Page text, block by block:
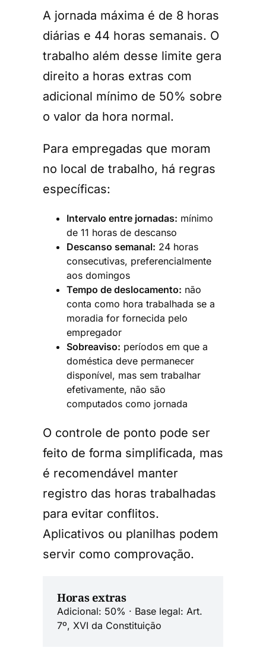
A jornada máxima é de 8 horas
diárias e 44 horas semanais. O
trabalho além desse limite gera
direito a horas extras com
adicional mínimo de 50% sobre
o valor da hora normal.
Para empregadas que moram
no local de trabalho, há regras
específicas:
Intervalo entre jornadas: mínimo
de 11 horas de descanso
Descanso semanal: 24 horas
consecutivas, preferencialmente
aos domingos
Tempo de deslocamento: não
conta como hora trabalhada se a
moradia for fornecida pelo
empregador
Sobreaviso: períodos em que a
doméstica deve permanecer
disponível, mas sem trabalhar
efetivamente, não são
computados como jornada
O controle de ponto pode ser
feito de forma simplificada, mas
é recomendável manter
registro das horas trabalhadas
para evitar conflitos.
Aplicativos ou planilhas podem
servir como comprovação.
Horas extras
Adicional: 50% · Base legal: Art.
7º, XVI da Constituição